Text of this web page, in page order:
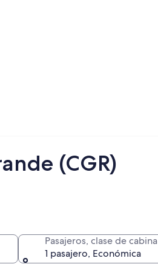
(CGR)
Pasajeros, clase de cabina
1 pasajero, Económica